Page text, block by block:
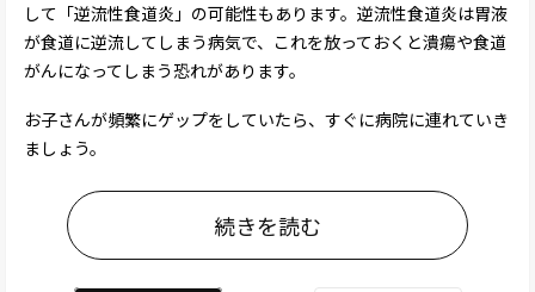
して「逆流性食道炎」の可能性もあります。逆流性食道炎は胃液
が食道に逆流してしまう病気で、これを放っておくと潰瘍や食道
がんになってしまう恐れがあります。
お子さんが頻繁にゲップをしていたら、すぐに病院に連れていき
ましょう。
続きを読む